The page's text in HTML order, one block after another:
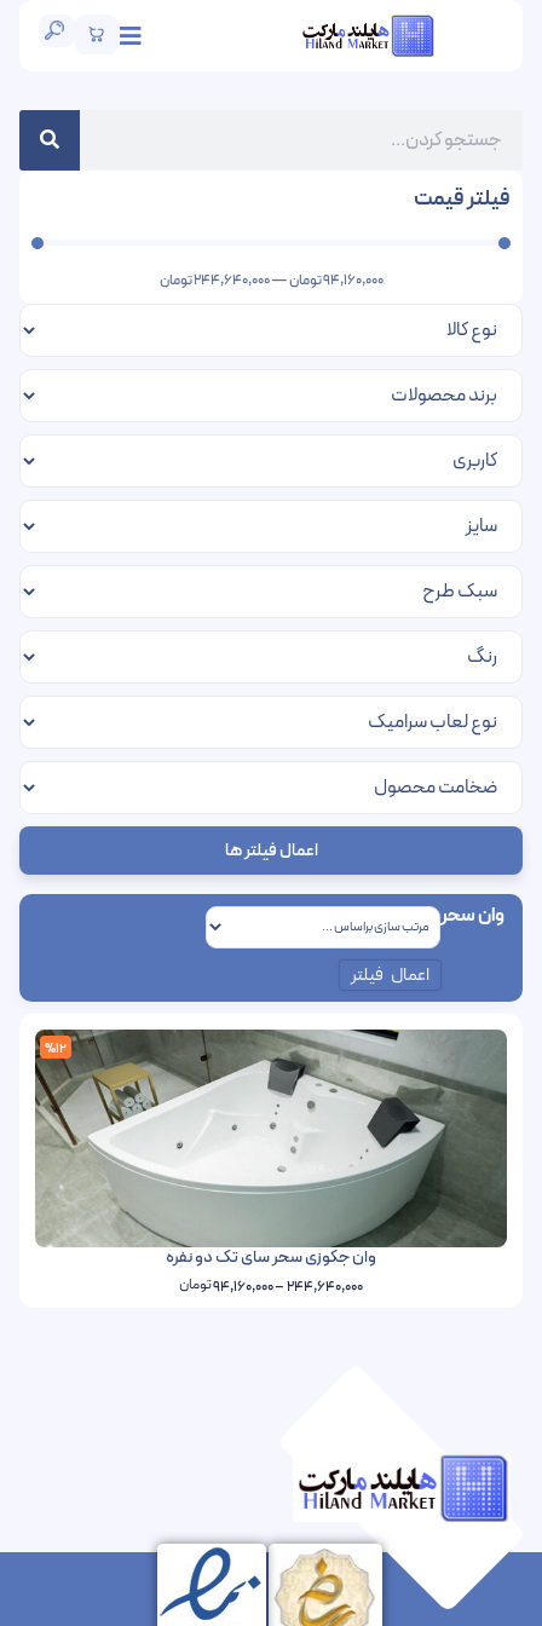
فیلتر قیمت
94,160,000تومان—
244,640,000تومان
اعمال فیلتر ها
وان سحر
اعمال فیلتر
%12
وان جکوزی سحر سای تک دو نفره
244,640,000
–
94,160,000تومان